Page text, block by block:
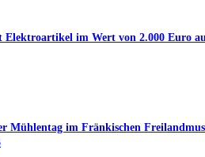
Elektroartikel im Wert von 2.000 Euro
Mühlentag im Fränkischen